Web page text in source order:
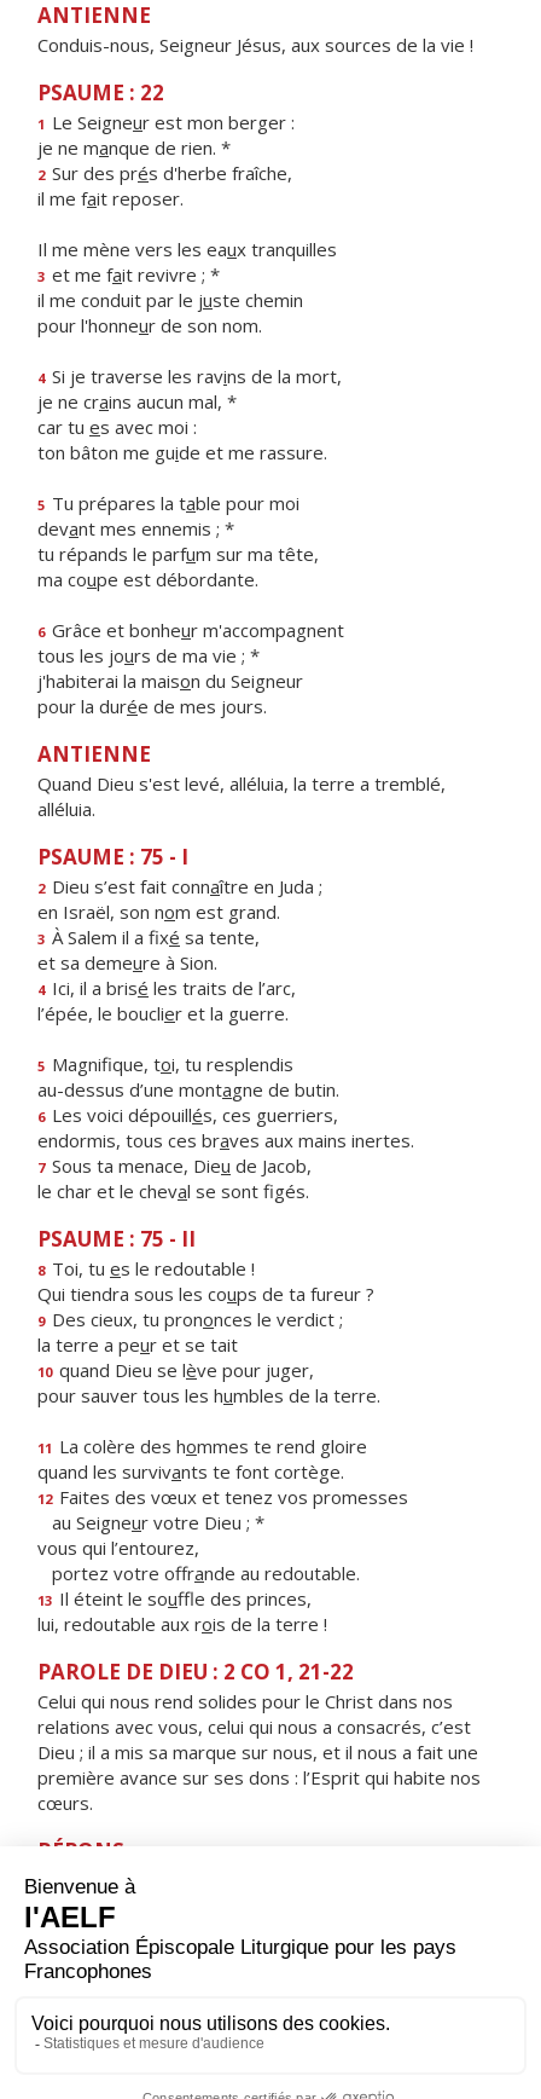
ANTIENNE
Conduis-nous, Seigneur Jésus, aux sources de la vie !
PSAUME : 22
1 Le Seigneur est mon berger :
je ne manque de rien. *
2 Sur des prés d'herbe fraîche,
il me fait reposer.
Il me mène vers les eaux tranquilles
3 et me fait revivre ; *
il me conduit par le juste chemin
pour l'honneur de son nom.
4 Si je traverse les ravins de la mort,
je ne crains aucun mal, *
car tu es avec moi :
ton bâton me guide et me rassure.
5 Tu prépares la table pour moi
devant mes ennemis ; *
tu répands le parfum sur ma tête,
ma coupe est débordante.
6 Grâce et bonheur m'accompagnent
tous les jours de ma vie ; *
j'habiterai la maison du Seigneur
pour la durée de mes jours.
ANTIENNE
Quand Dieu s'est levé, alléluia, la terre a tremblé,
alléluia.
PSAUME : 75 - I
2 Dieu s’est fait connaître en Juda ;
en Israël, son nom est grand.
3 À Salem il a fixé sa tente,
et sa demeure à Sion.
4 Ici, il a brisé les traits de l’arc,
l’épée, le bouclier et la guerre.
5 Magnifique, toi, tu resplendis
au-dessus d’une montagne de butin.
6 Les voici dépouillés, ces guerriers,
endormis, tous ces braves aux mains inertes.
7 Sous ta menace, Dieu de Jacob,
le char et le cheval se sont figés.
PSAUME : 75 - II
8 Toi, tu es le redoutable !
Qui tiendra sous les coups de ta fureur ?
9 Des cieux, tu prononces le verdict ;
la terre a peur et se tait
10 quand Dieu se lève pour juger,
pour sauver tous les humbles de la terre.
11 La colère des hommes te rend gloire
quand les survivants te font cortège.
12 Faites des vœux et tenez vos promesses
au Seigneur votre Dieu ; *
vous qui l’entourez,
portez votre offrande au redoutable.
13 Il éteint le souffle des princes,
lui, redoutable aux rois de la terre !
PAROLE DE DIEU : 2 CO 1, 21-22
Celui qui nous rend solides pour le Christ dans nos
relations avec vous, celui qui nous a consacrés, c’est
Dieu ; il a mis sa marque sur nous, et il nous a fait une
première avance sur ses dons : l’Esprit qui habite nos
cœurs.
RÉPONS
V/Le Seigneur est ma lumière et mon salut.
Le Seigneur est le rempart de ma vie.
ORAISON
Dieu qui as relevé le monde par les abaissements de
tirés de l'esclavage du péché ; fais-leur connaître le